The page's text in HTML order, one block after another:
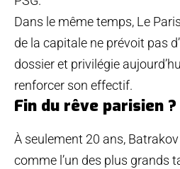
Dans le même temps, Le
de la capitale ne prévoit pas
dossier et privilégie
renforcer son effectif.
Fin du rêve parisien ?
À seulement 20 ans,
comme l’un des plus grands